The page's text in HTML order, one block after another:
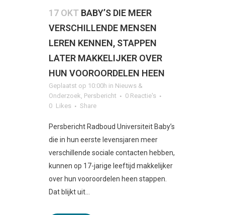
17 OKT BABY’S DIE MEER
VERSCHILLENDE MENSEN
LEREN KENNEN, STAPPEN
LATER MAKKELIJKER OVER
HUN VOOROORDELEN HEEN
Geplaatst op 10:00h in Nieuws &
Onderzoek, Persbericht
0 Reactie's
0 Likes Share
Persbericht Radboud Universiteit Baby’s
die in hun eerste levensjaren meer
verschillende sociale contacten hebben,
kunnen op 17-jarige leeftijd makkelijker
over hun vooroordelen heen stappen.
Dat blijkt uit...